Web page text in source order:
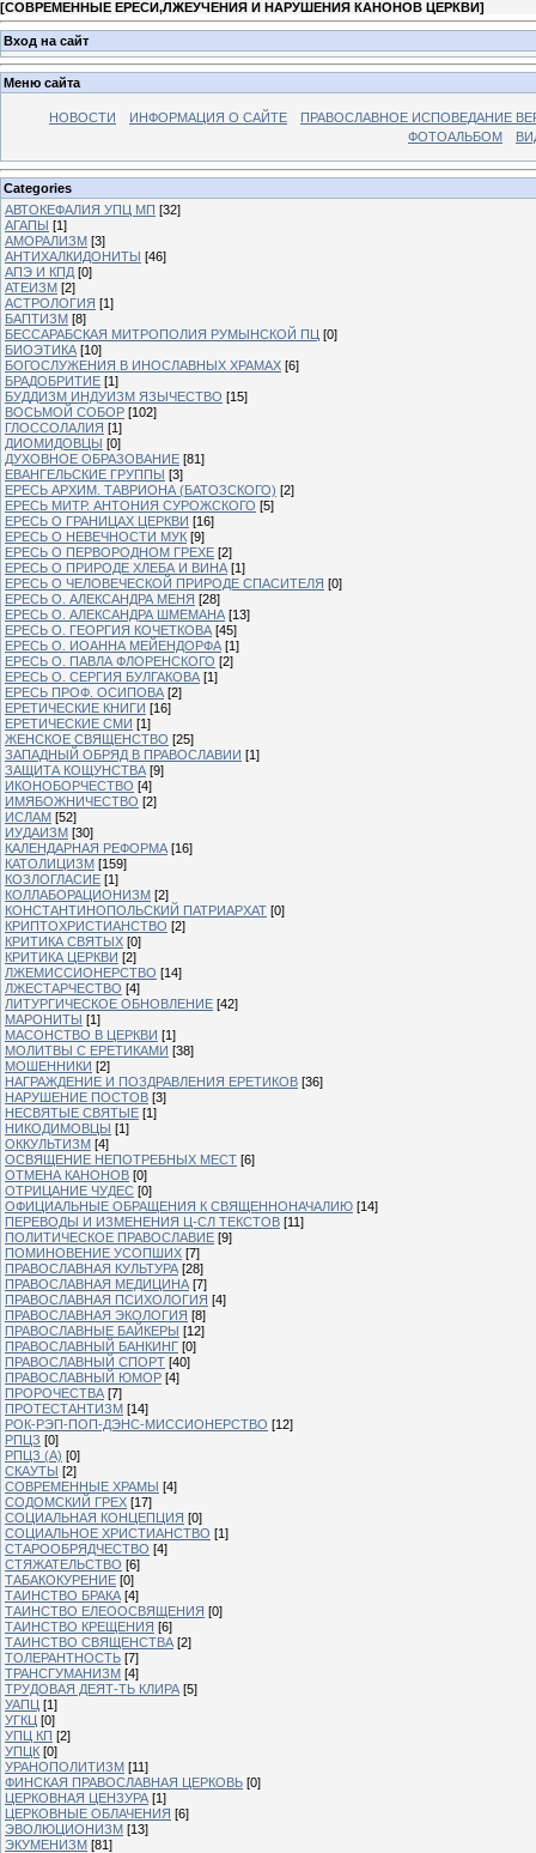
[СОВРЕМЕННЫЕ ЕРЕСИ,ЛЖЕУЧЕНИЯ И НАРУШЕНИЯ КАНОНОВ ЦЕРКВИ]
Вход на сайт
Меню сайта
НОВОСТИ ИНФОРМАЦИЯ О САЙТЕ
ПРАВОСЛАВНОЕ ИСПОВЕДАНИЕ
ФОТОАЛЬБОМ
Categories
АВТОКЕФАЛИЯ УПЦ МП [32]
АГАПЫ [1]
АМОРАЛИЗМ [3]
АНТИХАЛКИДОНИТЫ [46]
АПЭ И КПД [0]
АТЕИЗМ [2]
АСТРОЛОГИЯ [1]
БАПТИЗМ [8]
БЕССАРАБСКАЯ МИТРОПОЛИЯ РУМЫНСКОЙ ПЦ [0]
БИОЭТИКА [10]
БОГОСЛУЖЕНИЯ В ИНОСЛАВНЫХ ХРАМАХ [6]
БРАДОБРИТИЕ [1]
БУДДИЗМ ИНДУИЗМ ЯЗЫЧЕСТВО [15]
ВОСЬМОЙ СОБОР [102]
ГЛОССОЛАЛИЯ [1]
ДИОМИДОВЦЫ [0]
ДУХОВНОЕ ОБРАЗОВАНИЕ [81]
ЕВАНГЕЛЬСКИЕ ГРУППЫ [3]
ЕРЕСЬ АРХИМ. ТАВРИОНА (БАТОЗСКОГО) [2]
ЕРЕСЬ МИТР. АНТОНИЯ СУРОЖСКОГО [5]
ЕРЕСЬ О ГРАНИЦАХ ЦЕРКВИ [16]
ЕРЕСЬ О НЕВЕЧНОСТИ МУК [9]
ЕРЕСЬ О ПЕРВОРОДНОМ ГРЕХЕ [2]
ЕРЕСЬ О ПРИРОДЕ ХЛЕБА И ВИНА [1]
ЕРЕСЬ О ЧЕЛОВЕЧЕСКОЙ ПРИРОДЕ СПАСИТЕЛЯ [0]
ЕРЕСЬ О. АЛЕКСАНДРА МЕНЯ [28]
ЕРЕСЬ О. АЛЕКСАНДРА ШМЕМАНА [13]
ЕРЕСЬ О. ГЕОРГИЯ КОЧЕТКОВА [45]
ЕРЕСЬ О. ИОАННА МЕЙЕНДОРФА [1]
ЕРЕСЬ О. ПАВЛА ФЛОРЕНСКОГО [2]
ЕРЕСЬ О. СЕРГИЯ БУЛГАКОВА [1]
ЕРЕСЬ ПРОФ. ОСИПОВА [2]
ЕРЕТИЧЕСКИЕ КНИГИ [16]
ЕРЕТИЧЕСКИЕ СМИ [1]
ЖЕНСКОЕ СВЯЩЕНСТВО [25]
ЗАПАДНЫЙ ОБРЯД В ПРАВОСЛАВИИ [1]
ЗАЩИТА КОЩУНСТВА [9]
ИКОНОБОРЧЕСТВО [4]
ИМЯБОЖНИЧЕСТВО [2]
ИСЛАМ [52]
ИУДАИЗМ [30]
КАЛЕНДАРНАЯ РЕФОРМА [16]
КАТОЛИЦИЗМ [159]
КОЗЛОГЛАСИЕ [1]
КОЛЛАБОРАЦИОНИЗМ [2]
КОНСТАНТИНОПОЛЬСКИЙ ПАТРИАРХАТ [0]
КРИПТОХРИСТИАНСТВО [2]
КРИТИКА СВЯТЫХ [0]
КРИТИКА ЦЕРКВИ [2]
ЛЖЕМИССИОНЕРСТВО [14]
ЛЖЕСТАРЧЕСТВО [4]
ЛИТУРГИЧЕСКОЕ ОБНОВЛЕНИЕ [42]
МАРОНИТЫ [1]
МАСОНСТВО В ЦЕРКВИ [1]
МОЛИТВЫ С ЕРЕТИКАМИ [38]
МОШЕННИКИ [2]
НАГРАЖДЕНИЕ И ПОЗДРАВЛЕНИЯ ЕРЕТИКОВ [36]
НАРУШЕНИЕ ПОСТОВ [3]
НЕСВЯТЫЕ СВЯТЫЕ [1]
НИКОДИМОВЦЫ [1]
ОККУЛЬТИЗМ [4]
ОСВЯЩЕНИЕ НЕПОТРЕБНЫХ МЕСТ [6]
ОТМЕНА КАНОНОВ [0]
ОТРИЦАНИЕ ЧУДЕС [0]
ОФИЦИАЛЬНЫЕ ОБРАЩЕНИЯ К СВЯЩЕННОНАЧАЛИЮ [14]
ПЕРЕВОДЫ И ИЗМЕНЕНИЯ Ц-СЛ ТЕКСТОВ [11]
ПОЛИТИЧЕСКОЕ ПРАВОСЛАВИЕ [9]
ПОМИНОВЕНИЕ УСОПШИХ [7]
ПРАВОСЛАВНАЯ КУЛЬТУРА [28]
ПРАВОСЛАВНАЯ МЕДИЦИНА [7]
ПРАВОСЛАВНАЯ ПСИХОЛОГИЯ [4]
ПРАВОСЛАВНАЯ ЭКОЛОГИЯ [8]
ПРАВОСЛАВНЫЕ БАЙКЕРЫ [12]
ПРАВОСЛАВНЫЙ БАНКИНГ [0]
ПРАВОСЛАВНЫЙ СПОРТ [40]
ПРАВОСЛАВНЫЙ ЮМОР [4]
ПРОРОЧЕСТВА [7]
ПРОТЕСТАНТИЗМ [14]
РОК-РЭП-ПОП-ДЭНС-МИССИОНЕРСТВО [12]
РПЦЗ [0]
РПЦЗ (А) [0]
СКАУТЫ [2]
СОВРЕМЕННЫЕ ХРАМЫ [4]
СОДОМСКИЙ ГРЕХ [17]
СОЦИАЛЬНАЯ КОНЦЕПЦИЯ [0]
СОЦИАЛЬНОЕ ХРИСТИАНСТВО [1]
СТАРООБРЯДЧЕСТВО [4]
СТЯЖАТЕЛЬСТВО [6]
ТАБАКОКУРЕНИЕ [0]
ТАИНСТВО БРАКА [4]
ТАИНСТВО ЕЛЕООСВЯЩЕНИЯ [0]
ТАИНСТВО КРЕЩЕНИЯ [6]
ТАИНСТВО СВЯЩЕНСТВА [2]
ТОЛЕРАНТНОСТЬ [7]
ТРАНСГУМАНИЗМ [4]
ТРУДОВАЯ ДЕЯТ-ТЬ КЛИРА [5]
УАПЦ [1]
УГКЦ [0]
УПЦ КП [2]
УПЦК [0]
УРАНОПОЛИТИЗМ [11]
ФИНСКАЯ ПРАВОСЛАВНАЯ ЦЕРКОВЬ [0]
ЦЕРКОВНАЯ ЦЕНЗУРА [1]
ЦЕРКОВНЫЕ ОБЛАЧЕНИЯ [6]
ЭВОЛЮЦИОНИЗМ [13]
ЭКУМЕНИЗМ [81]